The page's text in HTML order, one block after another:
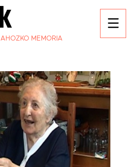
MEMORIA